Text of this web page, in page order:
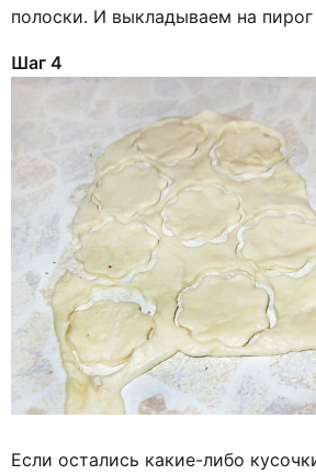
полоски. И выкладываем на пирог
Шаг 4
Если остались какие-либо